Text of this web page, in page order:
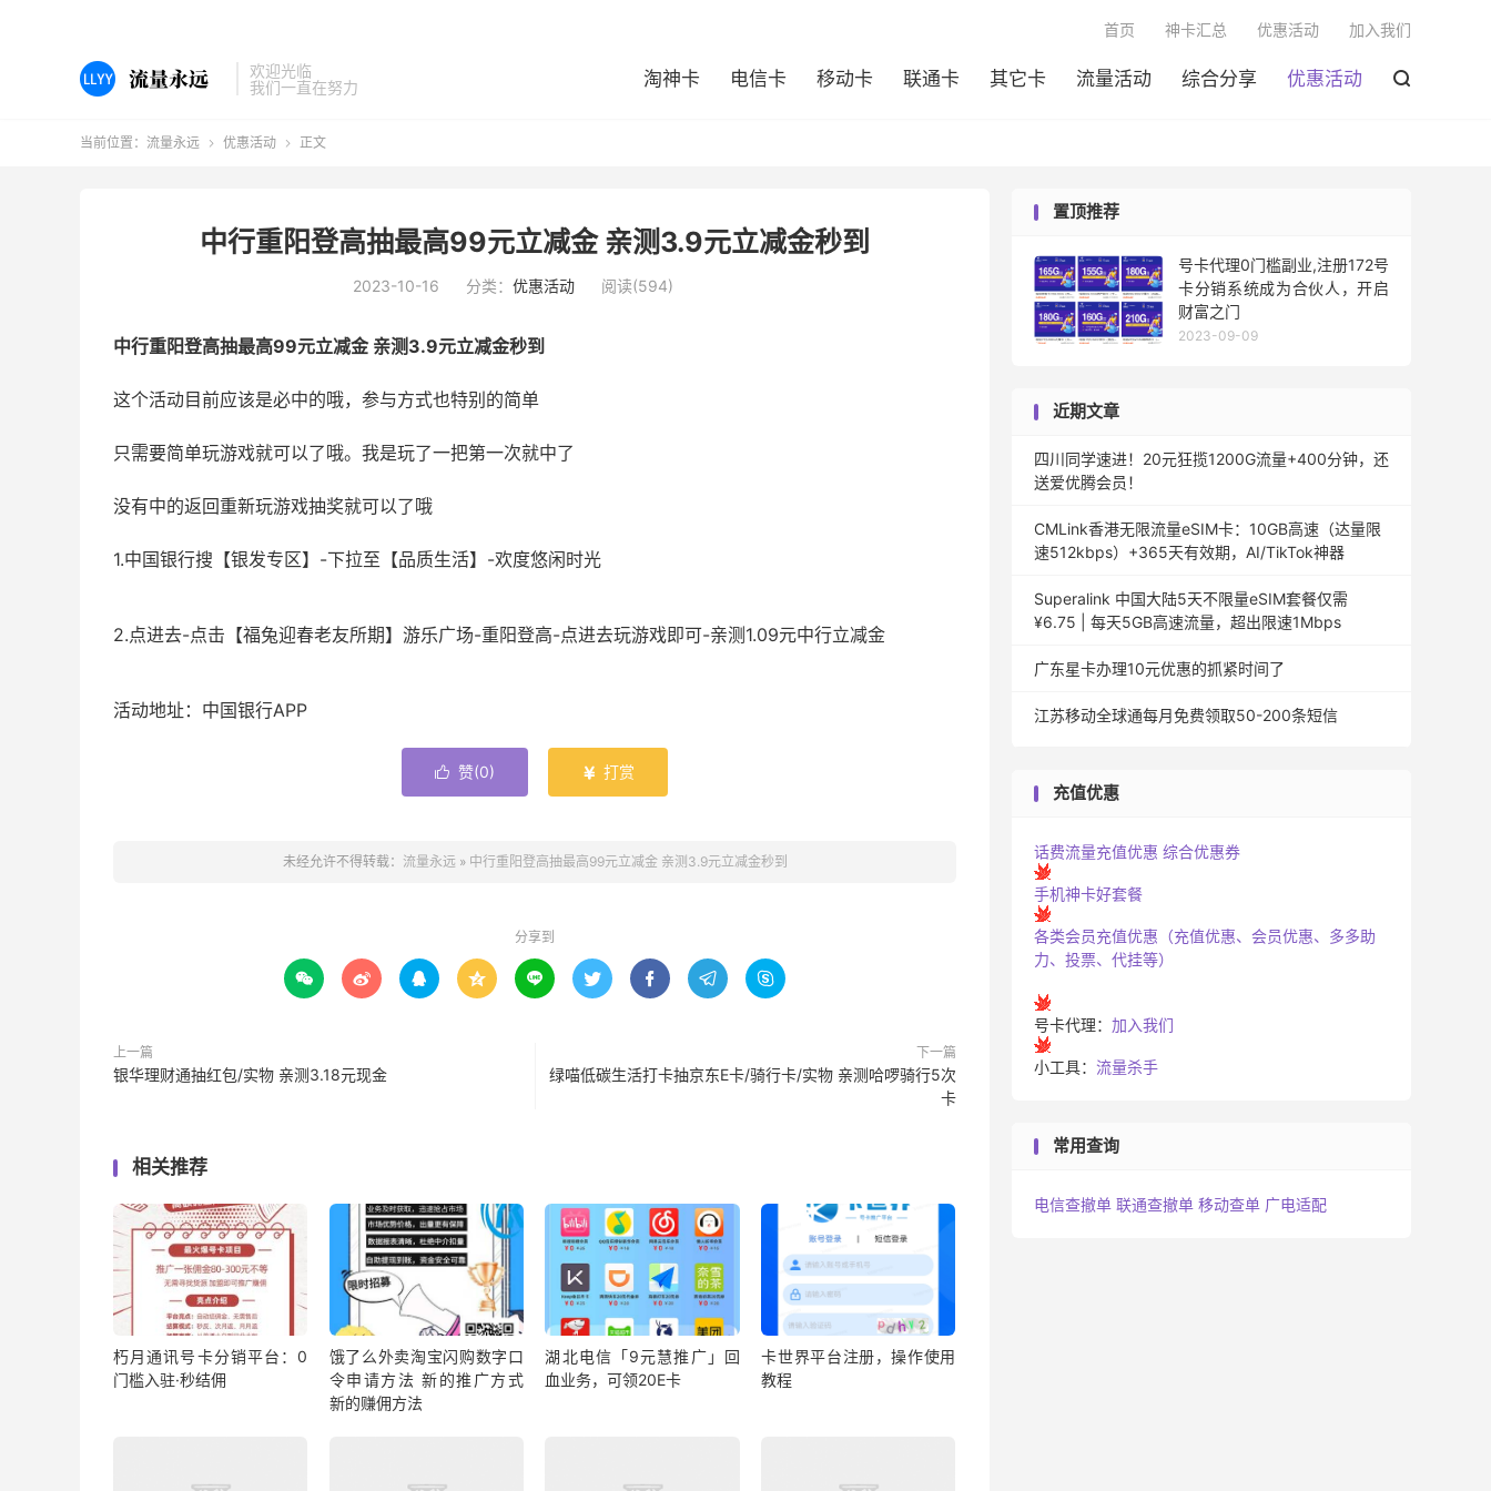
欢迎光临
我们一直在努力
淘神卡 电信卡 移动卡 联通卡 其它卡 流量活动 综合分享 优惠活动 
首页 神卡汇总 优惠活动 加入我们
当前位置： 流量永远  优惠活动  正文
中行重阳登高抽最高99元立减金 亲测3.9元立减金秒到
2023-10-16 分类： 优惠活动 阅读(594)
中行重阳登高抽最高99元立减金 亲测3.9元立减金秒到
这个活动目前应该是必中的哦，参与方式也特别的简单
只需要简单玩游戏就可以了哦。我是玩了一把第一次就中了
没有中的返回重新玩游戏抽奖就可以了哦
1.中国银行搜【银发专区】-下拉至【品质生活】-欢度悠闲时光
2.点进去-点击【福兔迎春老友所期】游乐广场-重阳登高-点进去玩游戏即可-亲测1.09元中行立减金
活动地址：中国银行APP
 赞(0)  打赏
未经允许不得转载： 流量永远 » 中行重阳登高抽最高99元立减金 亲测3.9元立减金秒到
分享到
        
上一篇
银华理财通抽红包/实物 亲测3.18元现金
下一篇
绿喵低碳生活打卡抽京东E卡/骑行卡/实物 亲测哈啰骑行5次
卡
相关推荐
朽月通讯号卡分销平台：0
门槛入驻·秒结佣
饿了么外卖淘宝闪购数字口
令申请方法 新的推广方式
新的赚佣方法
湖北电信「9元慧推广」回
血业务，可领20E卡
卡世界平台注册，操作使用
教程
置顶推荐
号卡代理0门槛副业,注册172号
卡分销系统成为合伙人，开启
财富之门
2023-09-09
近期文章
四川同学速进！20元狂揽1200G流量+400分钟，还
送爱优腾会员！
CMLink香港无限流量eSIM卡：10GB高速（达量限
速512kbps）+365天有效期，AI/TikTok神器
Superalink 中国大陆5天不限量eSIM套餐仅需
¥6.75 | 每天5GB高速流量，超出限速1Mbps
广东星卡办理10元优惠的抓紧时间了
江苏移动全球通每月免费领取50-200条短信
充值优惠
话费流量充值优惠 综合优惠券
手机神卡好套餐
各类会员充值优惠（充值优惠、会员优惠、多多助
力、投票、代挂等）
号卡代理： 加入我们
小工具： 流量杀手
常用查询
电信查撤单 联通查撤单 移动查单 广电适配